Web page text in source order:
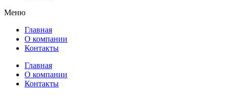
Меню
Главная
О компании
Контакты
Главная
О компании
Контакты